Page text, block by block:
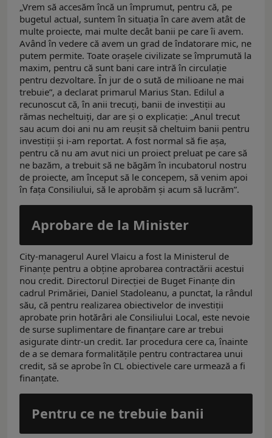
„Vrem să accesăm încă un împrumut, pentru că, pe
bugetul actual, suntem în situaţia în care avem atât de
multe proiecte, mai multe decât banii pe care îi avem.
Având în vedere că avem un grad de îndatorare mic, ne
putem permite. Toate oraşele civilizate se împrumută la
maxim, pentru că sunt bani care intră în circulaţie
pentru dezvoltare. În jur de o sută de milioane ne mai
trebuie”, a declarat primarul Marius Stan. Edilul a
recunoscut că, în anii trecuţi, banii de investiţii au
rămas necheltuiţi, dar are şi o explicaţie: „Anul trecut
sau acum doi ani nu am reuşit să cheltuim banii pentru
investiţii şi i-am reportat. A fost normal să fie aşa,
pentru că nu am avut nici un proiect preluat pe care să
ne bazăm, a trebuit să ne băgăm în incubatorul nostru
de proiecte, am început să le concepem, să venim apoi
în faţa Consiliului, să le aprobăm şi acum să lucrăm”.
Aprobare de la Minister
City-managerul Aurel Vlaicu a fost la Ministerul de
Finanţe pentru a obţine aprobarea contractării acestui
nou credit. Directorul Direcţiei de Buget Finanţe din
cadrul Primăriei, Daniel Stadoleanu, a punctat, la rândul
său, că pentru realizarea obiectivelor de investiţii
aprobate prin hotărâri ale Consiliului Local, este nevoie
de surse suplimentare de finanţare care ar trebui
asigurate dintr-un credit. Iar procedura cere ca, înainte
de a se demara formalităţile pentru contractarea unui
credit, să se aprobe în CL obiectivele care urmează a fi
finanţate.
Pentru ce ne trebuie banii